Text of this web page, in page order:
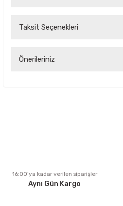
Bu ürüne ilk yorumu
Taksit Seçenekleri
Önerileriniz
Ürün fiyatı diğer sitelerden daha
Bu ürüne benzer farklı alternatifler
16:00’ya kadar verilen siparişler
Aynı Gün Kargo